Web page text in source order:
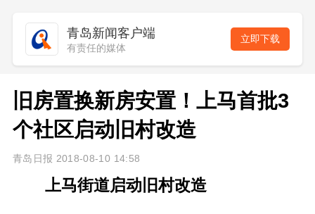
青岛新闻客户端
有责任的媒体
立即下载
旧房置换新房安置！上马首批3
个社区启动旧村改造
青岛日报 2018-08-10 14:58
上马街道启动旧村改造